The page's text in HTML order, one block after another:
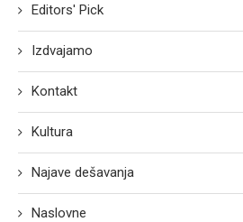
Editors' Pick
Izdvajamo
Kontakt
Kultura
Najave dešavanja
Naslovne